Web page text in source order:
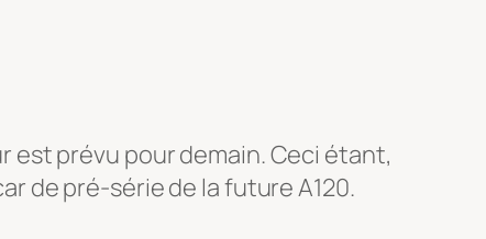
est prévu pour demain. Ceci étant,
de pré-série de la future A120.